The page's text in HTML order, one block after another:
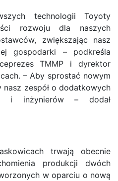
technologii Toyoty
rozwoju dla naszych
zwiększając nasz
gospodarki – podkreśla
TMMP i dyrektor
– Aby sprostać nowym
zespół o dodatkowych
i inżynierów – dodał
trwają obecnie
produkcji dwóch
w oparciu o nową